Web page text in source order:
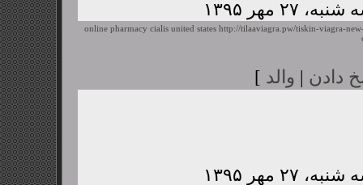
online pharmacy cialis united states http://tilaaviagra.pw/tiskin-viagra-
دادن | والد ]